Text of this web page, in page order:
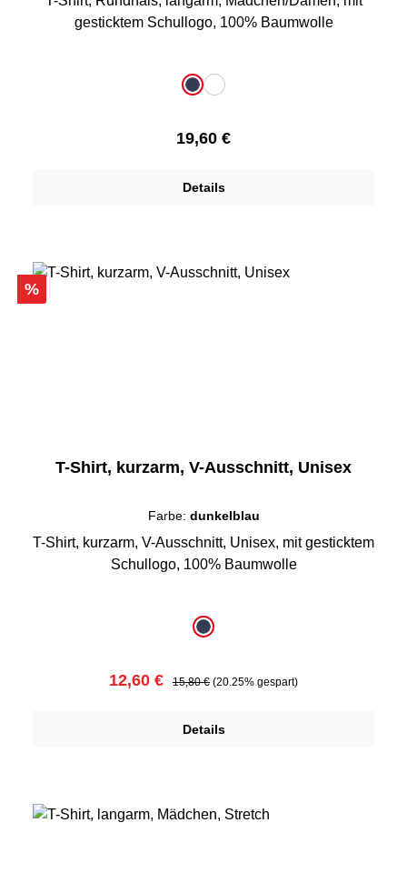
gesticktem Schullogo, 100% Baumwolle
dunkelblau
weiß
Regulärer Preis:
19,60 €
Details
Rabatt
%
T-Shirt, kurzarm, V-Ausschnitt, Unisex
Farbe: dunkelblau
T-Shirt, kurzarm, V-Ausschnitt, Unisex, mit gesticktem
Schullogo, 100% Baumwolle
dunkelblau
Verkaufspreis:
12,60 € Regulärer Preis:
15,80 € (20.25% gespart)
Details